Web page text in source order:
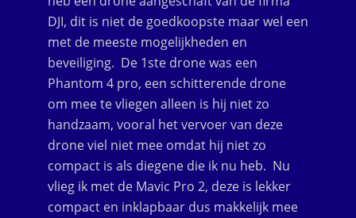
DJI, dit is niet de goedkoopste maar wel een
met de meeste mogelijkheden en
beveiliging. De 1ste drone was een
Phantom 4 pro, een schitterende drone
om mee te vliegen alleen is hij niet zo
handzaam, vooral het vervoer van deze
drone viel niet mee omdat hij niet zo
compact is als diegene die ik nu heb. Nu
vlieg ik met de Mavic Pro 2, deze is lekker
compact en inklapbaar dus makkelijk mee